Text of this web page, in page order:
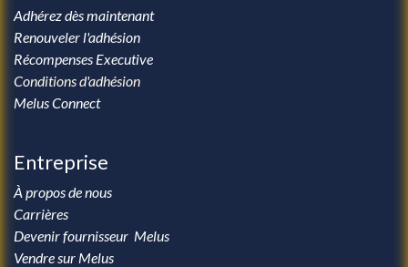
Adhérez dès maintenant
Renouveler l'adhésion
Récompenses Executive
Conditions d'adhésion
Melus Connect
Entreprise
À propos de nous
Carrières
Devenir fournisseur Melus
Vendre sur Melus